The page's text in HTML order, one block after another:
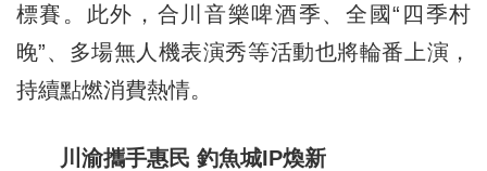
標賽。此外，合川音樂啤酒季、全國“四季村
晚”、多場無人機表演秀等活動也將輪番上演，
持續點燃消費熱情。
川渝攜手惠民 釣魚城IP煥新